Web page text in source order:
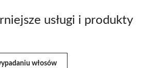
usługi i produkty
włosów